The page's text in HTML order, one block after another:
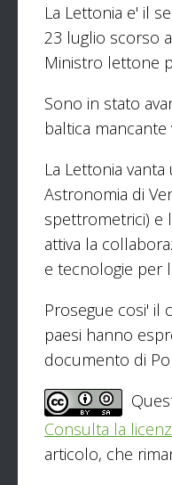
La Lettonia e' il
23 luglio scorso
Ministro lettone
Sono in stato
baltica
La Lettonia
Astronomia di
spettrometrici) e
attiva la
e tecnologie per
Prosegue cosi' il
paesi hanno
documento di
Consulta la
articolo, che